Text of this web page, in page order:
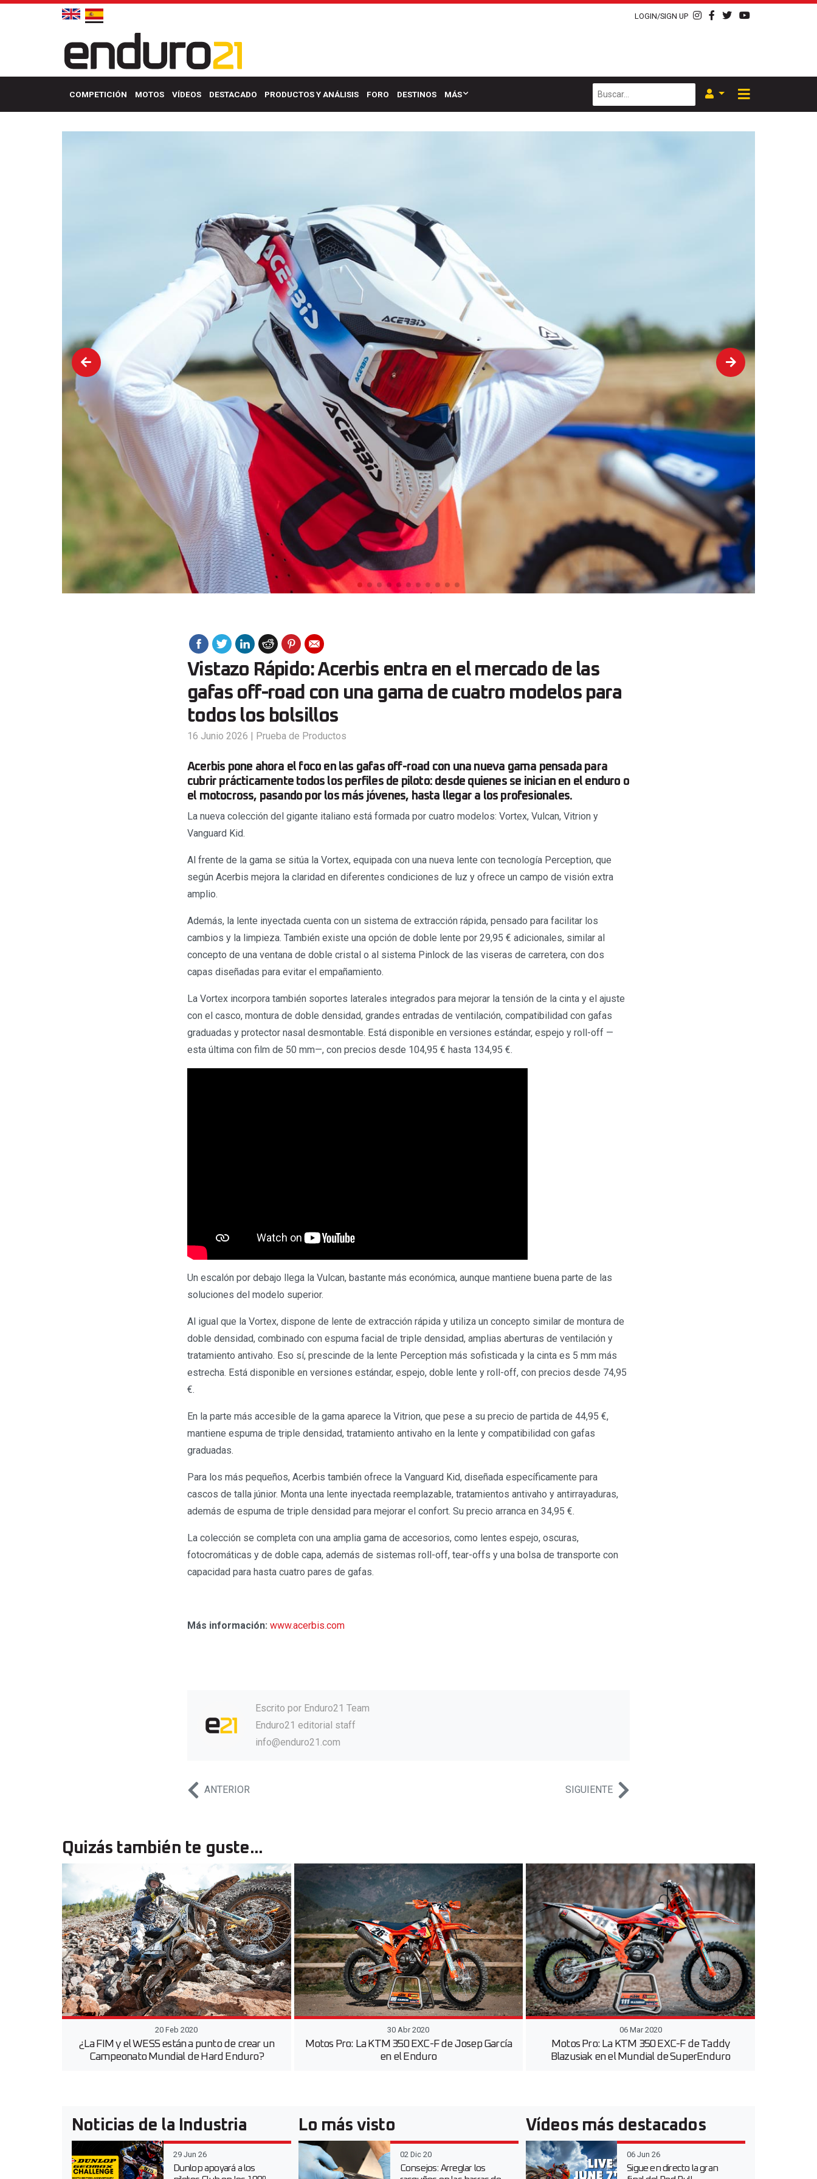
LOGIN/SIGN UP
COMPETICIÓN MOTOS VÍDEOS DESTACADO PRODUCTOS Y ANÁLISIS FORO DESTINOS MÁS
Vistazo Rápido: Acerbis entra en el mercado de las
gafas off-road con una gama de cuatro modelos para
todos los bolsillos
16 Junio 2026 | Prueba de Productos
Acerbis pone ahora el foco en las gafas off-road con una nueva gama pensada para
cubrir prácticamente todos los perfiles de piloto: desde quienes se inician en el enduro o
el motocross, pasando por los más jóvenes, hasta llegar a los profesionales.
La nueva colección del gigante italiano está formada por cuatro modelos: Vortex, Vulcan, Vitrion y
Vanguard Kid.
Al frente de la gama se sitúa la Vortex, equipada con una nueva lente con tecnología Perception, que
según Acerbis mejora la claridad en diferentes condiciones de luz y ofrece un campo de visión extra
amplio.
Además, la lente inyectada cuenta con un sistema de extracción rápida, pensado para facilitar los
cambios y la limpieza. También existe una opción de doble lente por 29,95 € adicionales, similar al
concepto de una ventana de doble cristal o al sistema Pinlock de las viseras de carretera, con dos
capas diseñadas para evitar el empañamiento.
La Vortex incorpora también soportes laterales integrados para mejorar la tensión de la cinta y el ajuste
con el casco, montura de doble densidad, grandes entradas de ventilación, compatibilidad con gafas
graduadas y protector nasal desmontable. Está disponible en versiones estándar, espejo y roll-off —
esta última con film de 50 mm—, con precios desde 104,95 € hasta 134,95 €.
Un escalón por debajo llega la Vulcan, bastante más económica, aunque mantiene buena parte de las
soluciones del modelo superior.
Al igual que la Vortex, dispone de lente de extracción rápida y utiliza un concepto similar de montura de
doble densidad, combinado con espuma facial de triple densidad, amplias aberturas de ventilación y
tratamiento antivaho. Eso sí, prescinde de la lente Perception más sofisticada y la cinta es 5 mm más
estrecha. Está disponible en versiones estándar, espejo, doble lente y roll-off, con precios desde 74,95
€.
En la parte más accesible de la gama aparece la Vitrion, que pese a su precio de partida de 44,95 €,
mantiene espuma de triple densidad, tratamiento antivaho en la lente y compatibilidad con gafas
graduadas.
Para los más pequeños, Acerbis también ofrece la Vanguard Kid, diseñada específicamente para
cascos de talla júnior. Monta una lente inyectada reemplazable, tratamientos antivaho y antirrayaduras,
además de espuma de triple densidad para mejorar el confort. Su precio arranca en 34,95 €.
La colección se completa con una amplia gama de accesorios, como lentes espejo, oscuras,
fotocromáticas y de doble capa, además de sistemas roll-off, tear-offs y una bolsa de transporte con
capacidad para hasta cuatro pares de gafas.
Más información: www.acerbis.com
Escrito por Enduro21 Team
Enduro21 editorial staff
info@enduro21.com
ANTERIOR SIGUIENTE
Quizás también te guste...
20 Feb 2020
¿La FIM y el WESS están a punto de crear un
Campeonato Mundial de Hard Enduro?
30 Abr 2020
Motos Pro: La KTM 350 EXC-F de Josep García
en el Enduro
06 Mar 2020
Motos Pro: La KTM 350 EXC-F de Taddy
Blazusiak en el Mundial de SuperEnduro
Noticias de la Industria
29 Jun 26
Dunlop apoyará a los
Lo más visto
02 Dic 20
Consejos: Arreglar los
Vídeos más destacados
06 Jun 26
Sigue en directo la gran